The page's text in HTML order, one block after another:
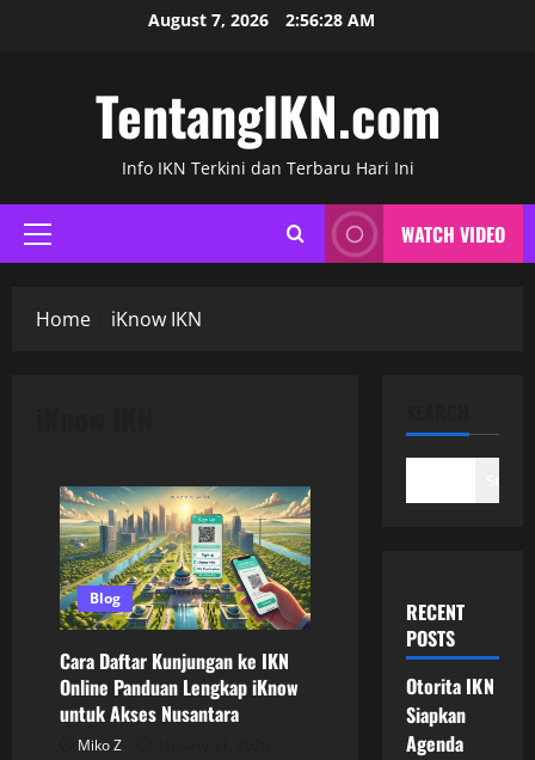
August 7, 2026 2:56:28 AM
TentangIKN.com
Info IKN Terkini dan Terbaru Hari Ini
Primary
Menu
WATCH VIDEO
Home iKnow IKN
Blog
Cara Daftar Kunjungan ke IKN
Online Panduan Lengkap iKnow
untuk Akses Nusantara
Miko Z
RECENT
POSTS
Otorita IKN
Siapkan
Agenda